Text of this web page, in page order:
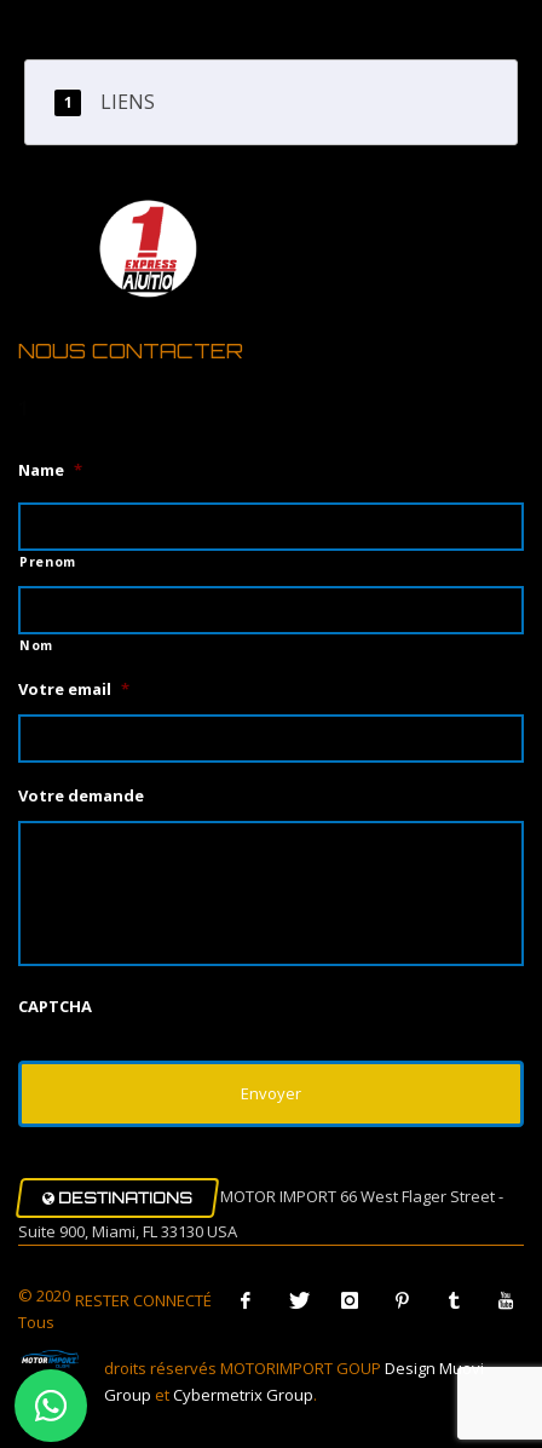
LIENS
NOUS CONTACTER
Name *
Prenom
Nom
Votre email *
Votre demande
CAPTCHA
DESTINATIONS
MOTOR IMPORT 66 West Flager Street -
Suite 900, Miami, FL 33130 USA
RESTER CONNECTÉ
© 2020
Tous
droits réservés MOTORIMPORT GOUP Design Muovi
Group etCybermetrix Group.